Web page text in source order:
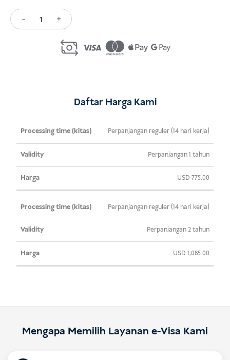
-
Kuantitas
+
Daftar Harga Kami
Waktu
Pemrosesan
(kitas)
Validitas Harga
Perpanjangan reguler (14 hari kerja)
Perpanjangan 1 tahun
USD 775.00
Perpanjangan reguler (14 hari kerja)
Perpanjangan 2 tahun
USD 1,085.00
Mengapa Memilih Layanan e-Visa Kami